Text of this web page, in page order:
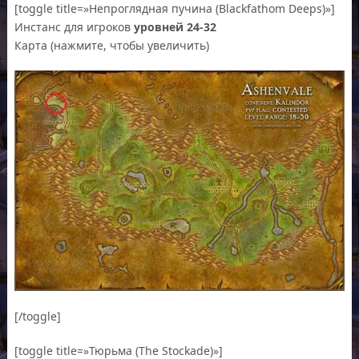
[toggle title=»Непроглядная пучина (Blackfathom Deeps)»]
Инстанс для игроковуровней 24-32
Карта (нажмите, чтобы увеличить)
[/toggle]
[toggle title=»Тюрьма (The Stockade)»]